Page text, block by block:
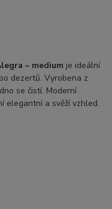
– medium je ideální
dezertů. Vyrobena z
se čistí. Moderní
elegantní a svěží vzhled.